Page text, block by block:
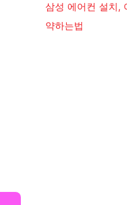
삼성 에어컨 설치,
약하는법